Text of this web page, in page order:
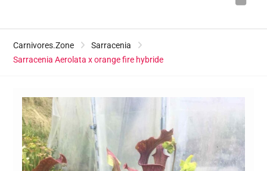
Carnivores.Zone
Sarracenia
Sarracenia Aerolata x orange fire hybride